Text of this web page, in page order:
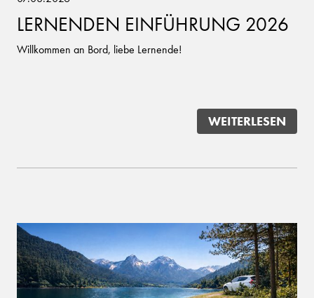
LERNENDEN EINFÜHRUNG 2026
Willkommen an Bord, liebe Lernende!
WEITERLESEN